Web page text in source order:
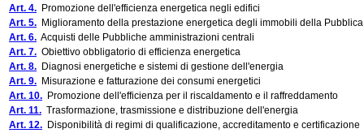
Art. 4. Promozione dell'efficienza energetica negli edifici
Art. 5. Miglioramento della prestazione energetica degli immobili della
Art. 6. Acquisti delle Pubbliche amministrazioni centrali
Art. 7. Obiettivo obbligatorio di efficienza energetica
Art. 8. Diagnosi energetiche e sistemi di gestione dell'energia
Art. 9. Misurazione e fatturazione dei consumi energetici
Art. 10. Promozione dell'efficienza per il riscaldamento e il raffreddamento
Art. 11. Trasformazione, trasmissione e distribuzione dell'energia
Art. 12. Disponibilità di regimi di qualificazione, accreditamento e certificazione